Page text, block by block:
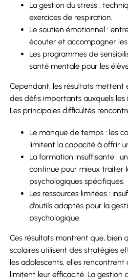
La gestion du stress :
exercices de respiration.
Le soutien émotionnel :
écouter et accompagner
Les programmes de
santé mentale pour les
Cependant, les résultats mettent
des défis importants auxquels les
Les principales difficultés
Le manque de temps : les
limitent la capacité à offrir
La formation insuffisante :
continue pour mieux traiter
psychologiques spécifiques.
Les ressources limitées :
d’outils adaptés pour la
psychologique.
Ces résultats montrent que, bien
scolaires utilisent des stratégies
les adolescents, elles rencontrent
limitent leur efficacité. La gestion